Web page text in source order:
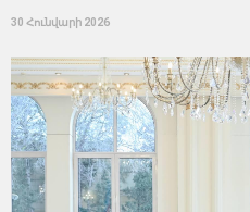
30 Հունվարի 2026